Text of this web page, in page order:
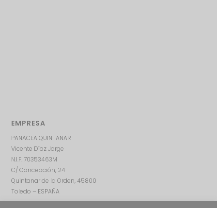
EMPRESA
PANACEA QUINTANAR
Vicente Díaz Jorge
N.I.F. 70353463M
C/ Concepción, 24
Quintanar de la Orden, 45800
Toledo – ESPAÑA